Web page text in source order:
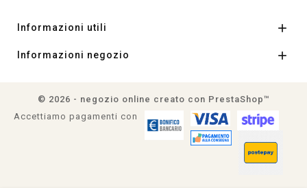
Informazioni utili 
Informazioni negozio 
© 2026 - negozio online creato con PrestaShop™
Accettiamo pagamenti con